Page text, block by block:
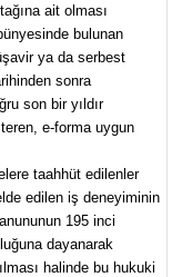
ait olması
bulunan
ya da serbest
sonra
son bir yıldır
e-forma uygun
taahhüt edilenler
edilen iş deneyiminin
195 inci
dayanarak
halinde bu hukuki